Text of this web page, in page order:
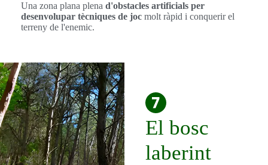
Una zona plana plena d'obstacles artificials per
desenvolupar tècniques de joc molt ràpid i conquerir el
terreny de l'enemic.
El bosc
laberint